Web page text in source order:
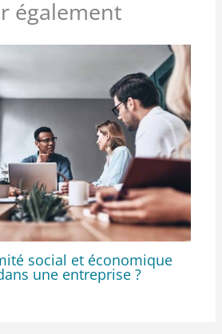
également
social et économique
une entreprise ?